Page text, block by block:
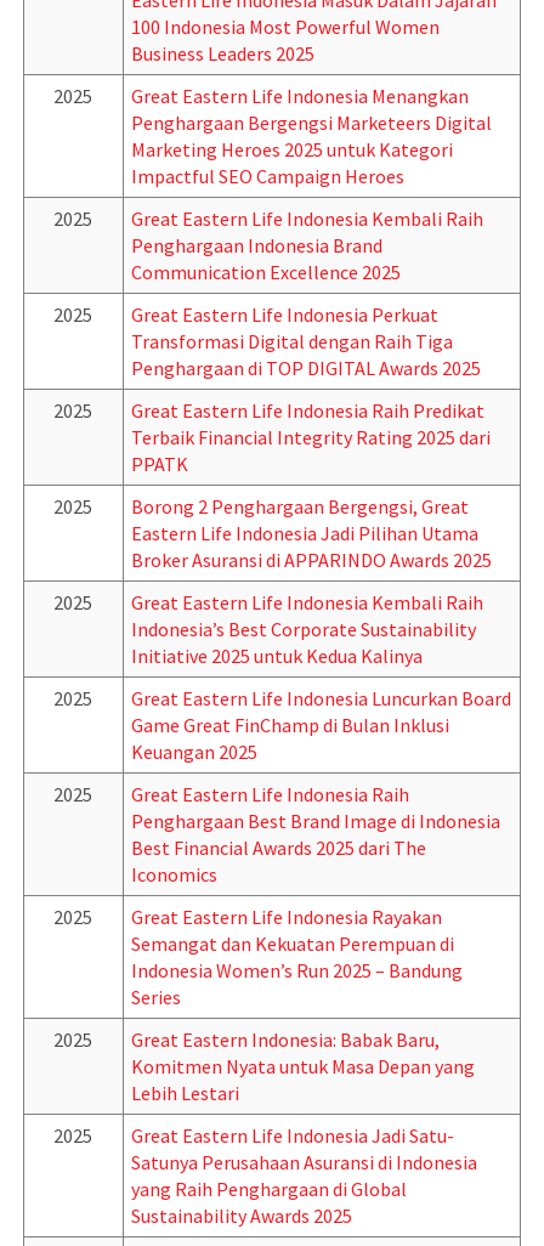
100 Indonesia Most Powerful Women
Business Leaders 2025
2025
Great Eastern Life Indonesia Menangkan
Penghargaan Bergengsi Marketeers Digital
Marketing Heroes 2025 untuk Kategori
Impactful SEO Campaign Heroes
2025
Great Eastern Life Indonesia Kembali Raih
Penghargaan Indonesia Brand
Communication Excellence 2025
2025
Great Eastern Life Indonesia Perkuat
Transformasi Digital dengan Raih Tiga
Penghargaan di TOP DIGITAL Awards 2025
2025
Great Eastern Life Indonesia Raih Predikat
Terbaik Financial Integrity Rating 2025 dari
PPATK
2025
Borong 2 Penghargaan Bergengsi, Great
Eastern Life Indonesia Jadi Pilihan Utama
Broker Asuransi di APPARINDO Awards 2025
2025
Great Eastern Life Indonesia Kembali Raih
Indonesia’s Best Corporate Sustainability
Initiative 2025 untuk Kedua Kalinya
2025
Great Eastern Life Indonesia Luncurkan Board
Game Great FinChamp di Bulan Inklusi
Keuangan 2025
2025
Great Eastern Life Indonesia Raih
Penghargaan Best Brand Image di Indonesia
Best Financial Awards 2025 dari The
Iconomics
2025
Great Eastern Life Indonesia Rayakan
Semangat dan Kekuatan Perempuan di
Indonesia Women’s Run 2025 – Bandung
Series
2025
Great Eastern Indonesia: Babak Baru,
Komitmen Nyata untuk Masa Depan yang
Lebih Lestari
2025
Great Eastern Life Indonesia Jadi Satu-
Satunya Perusahaan Asuransi di Indonesia
yang Raih Penghargaan di Global
Sustainability Awards 2025